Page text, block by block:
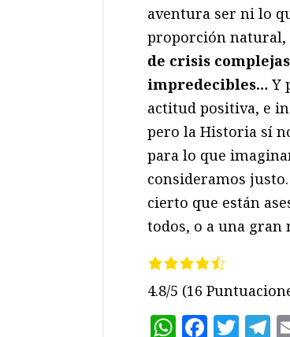
aventura ser ni lo
proporción natural,
de crisis
impredecibles… Y
actitud positiva, e
pero la Historia sí
para lo que
consideramos
cierto que están
todos, o a una gran
4.8/5 (16